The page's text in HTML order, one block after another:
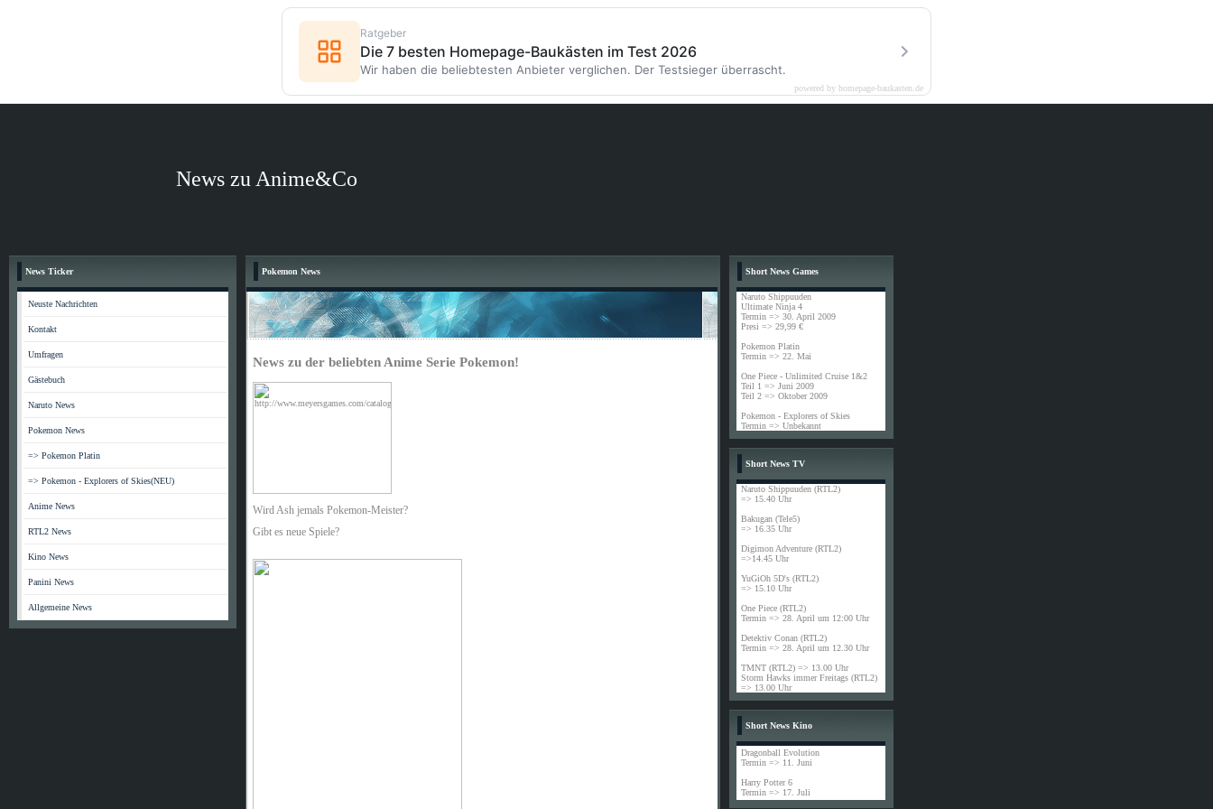
News zu Anime&Co
News Ticker
Neuste Nachrichten
Kontakt
Umfragen
Gästebuch
Naruto News
Pokemon News
=> Pokemon Platin
=> Pokemon - Explorers of Skies(NEU)
Anime News
RTL2 News
Kino News
Panini News
Allgemeine News
Pokemon News
News zu der beliebten Anime Serie Pokemon!
Wird Ash jemals Pokemon-Meister?
Gibt es neue Spiele?
Short News Games
Naruto Shippuuden
Ultimate Ninja 4
Termin => 30. April 2009
Presi => 29,99 €
Pokemon Platin
Termin => 22. Mai
One Piece - Unlimited Cruise 1&2
Teil 1 => Juni 2009
Teil 2 => Oktober 2009
Pokemon - Explorers of Skies
Termin => Unbekannt
Short News TV
Naruto Shippuuden (RTL2)
=> 15.40 Uhr
Bakugan (Tele5)
=> 16.35 Uhr
Digimon Adventure (RTL2)
=>14.45 Uhr
YuGiOh 5D's (RTL2)
=> 15.10 Uhr
One Piece (RTL2)
Termin => 28. April um 12:00 Uhr
Detektiv Conan (RTL2)
Termin => 28. April um 12.30 Uhr
TMNT (RTL2) => 13.00 Uhr
Storm Hawks immer Freitags (RTL2)
=> 13.00 Uhr
Short News Kino
Dragonball Evolution
Termin => 11. Juni
Harry Potter 6
Termin => 17. Juli
Ratgeber
Die 7 besten Homepage-Baukästen im Test 2026
Wir haben die beliebtesten Anbieter verglichen. Der Testsieger überrascht.
powered by homepage-baukasten.de